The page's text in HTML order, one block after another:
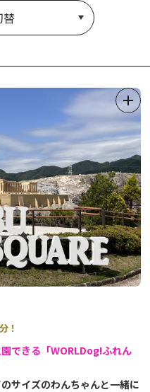
替
！
できる「WORLDog!ふれん
サイズのわんちゃんと一緒に